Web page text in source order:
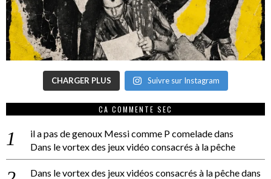
CHARGER PLUS Suivre sur Instagram
CA COMMENTE SEC
il a pas de genoux Messi comme P comeladedans
Dans le vortex des jeux vidéo consacrés à la pêche
Dans le vortex des jeux vidéos consacrés à la pêchedans